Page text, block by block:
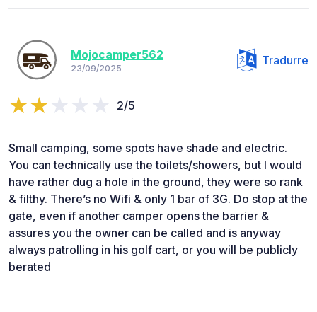
Mojocamper562
23/09/2025
Tradurre
2/5
Small camping, some spots have shade and electric.
You can technically use the toilets/showers, but I would
have rather dug a hole in the ground, they were so rank
& filthy. There’s no Wifi & only 1 bar of 3G. Do stop at the
gate, even if another camper opens the barrier &
assures you the owner can be called and is anyway
always patrolling in his golf cart, or you will be publicly
berated